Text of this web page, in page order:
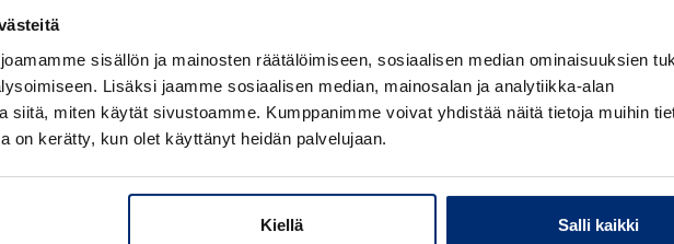
sisällön ja mainosten räätälöimiseen, sosiaalisen median ominaisuuksien
Lisäksi jaamme sosiaalisen median, mainosalan ja analytiikka-alan
siitä, miten käytät sivustoamme. Kumppanimme voivat yhdistää näitä tietoja muihin
on kerätty, kun olet käyttänyt heidän palvelujaan.
Kiellä Salli kaikki
p
e
n
s
n
e
Lataa
HUOM!
merkittävä
nimi.